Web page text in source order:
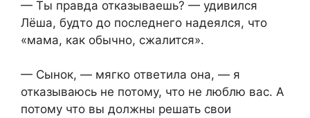
— Ты правда отказываешь? — удивился
Лёша, будто до последнего надеялся, что
«мама, как обычно, сжалится».
— Сынок, — мягко ответила она, — я
отказываюсь не потому, что не люблю вас. А
потому что вы должны решать свои